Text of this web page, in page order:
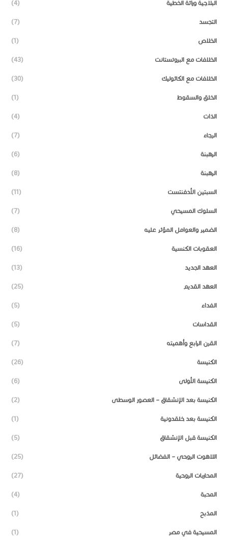
البلاجية وراثة الخطية (4)
التجسد (7)
الخلاص (1)
الخلافات مع البروتستانت (43)
الخلافات مع الكاثوليك (30)
الخلق والسقوط (1)
الذات (4)
الرجاء (7)
الرهبنة (6)
الرهبنة (8)
السبتين الأدفنتست (11)
السلوك المسيحي (7)
الضمير والعوامل المؤثر عليه (8)
العقوبات الكنسية (16)
العهد الجديد (13)
العهد القديم (25)
الفداء (5)
القداسات (5)
القرن الرابع وأهميته (7)
الكنيسة (26)
الكنيسة الأولى (6)
الكنيسة بعد الإنشقاق – العصور الوسطى (2)
الكنيسة بعد خلقدونية (1)
الكنيسة قبل الإنشقاق (5)
اللاهوت الروحي – الفضائل (25)
المحاربات الروحية (27)
المحبة (4)
المذبح (1)
المسيحية في مصر (1)